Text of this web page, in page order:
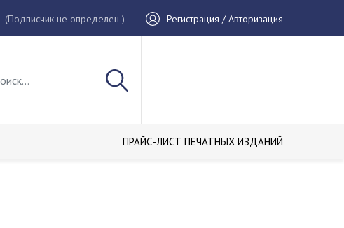
(Подписчик не определен ) Регистрация / Авторизация
ПРАЙС-ЛИСТ ПЕЧАТНЫХ ИЗДАНИЙ